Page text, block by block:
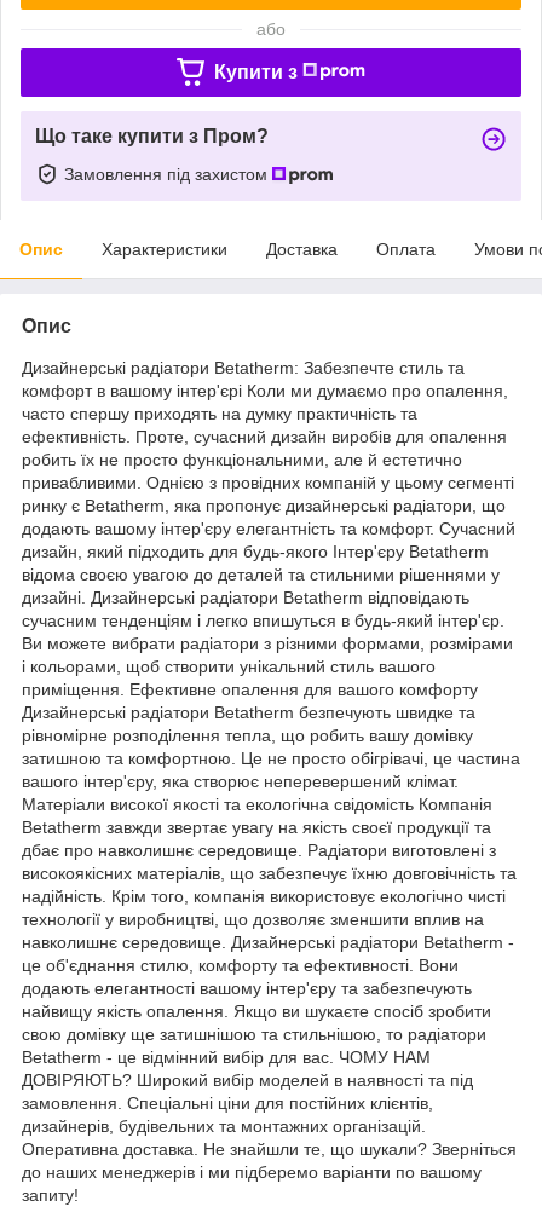
або
Купити з
Що таке купити з Пром?
Замовлення під захистом
Опис Характеристики Доставка Оплата Умови
Опис
Дизайнерські радіатори Betatherm: Забезпечте стиль та
комфорт в вашому інтер'єрі Коли ми думаємо про опалення,
часто спершу приходять на думку практичність та
ефективність. Проте, сучасний дизайн виробів для опалення
робить їх не просто функціональними, але й естетично
привабливими. Однією з провідних компаній у цьому сегменті
ринку є Betatherm, яка пропонує дизайнерські радіатори, що
додають вашому інтер'єру елегантність та комфорт. Сучасний
дизайн, який підходить для будь-якого Інтер'єру Betatherm
відома своєю увагою до деталей та стильними рішеннями у
дизайні. Дизайнерські радіатори Betatherm відповідають
сучасним тенденціям і легко впишуться в будь-який інтер'єр.
Ви можете вибрати радіатори з різними формами, розмірами
і кольорами, щоб створити унікальний стиль вашого
приміщення. Ефективне опалення для вашого комфорту
Дизайнерські радіатори Betatherm безпечують швидке та
рівномірне розподілення тепла, що робить вашу домівку
затишною та комфортною. Це не просто обігрівачі, це частина
вашого інтер'єру, яка створює неперевершений клімат.
Матеріали високої якості та екологічна свідомість Компанія
Betatherm завжди звертає увагу на якість своєї продукції та
дбає про навколишнє середовище. Радіатори виготовлені з
високоякісних матеріалів, що забезпечує їхню довговічність та
надійність. Крім того, компанія використовує екологічно чисті
технології у виробництві, що дозволяє зменшити вплив на
навколишнє середовище. Дизайнерські радіатори Betatherm -
це об'єднання стилю, комфорту та ефективності. Вони
додають елегантності вашому інтер'єру та забезпечують
найвищу якість опалення. Якщо ви шукаєте спосіб зробити
свою домівку ще затишнішою та стильнішою, то радіатори
Betatherm - це відмінний вибір для вас. ЧОМУ НАМ
ДОВІРЯЮТЬ? Широкий вибір моделей в наявності та під
замовлення. Спеціальні ціни для постійних клієнтів,
дизайнерів, будівельних та монтажних організацій.
Оперативна доставка. Не знайшли те, що шукали? Зверніться
до наших менеджерів і ми підберемо варіанти по вашому
запиту!